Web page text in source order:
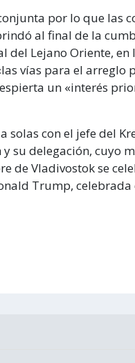
por lo que las
al final de la
Lejano Oriente, en
vías para el arreglo
un «interés
solas con el jefe del
su delegación, cuyo
de Vladivostok se
Trump,